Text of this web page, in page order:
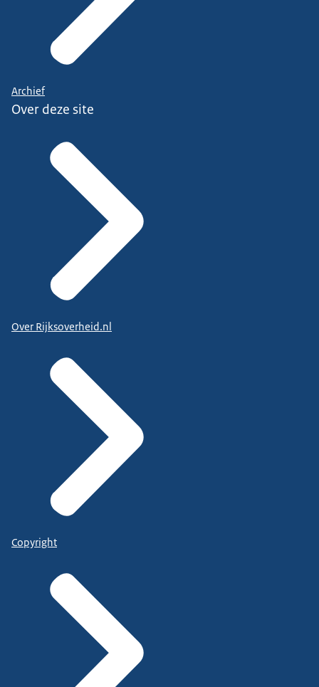
Archief
Over deze site
Over Rijksoverheid.nl
Copyright